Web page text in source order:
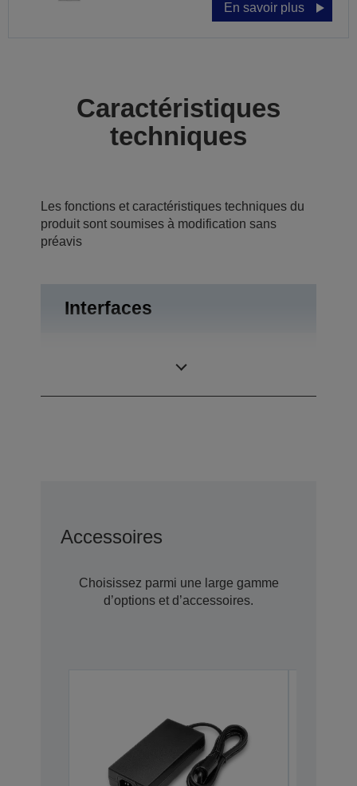
En savoir plus
Caractéristiques
techniques
Les fonctions et caractéristiques techniques du
produit sont soumises à modification sans
préavis
Interfaces
Accessoires
Choisissez parmi une large gamme
d’options et d’accessoires.